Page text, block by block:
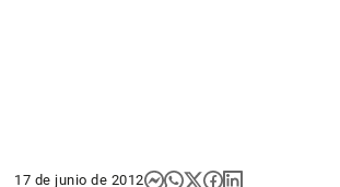
17 de junio de 2012